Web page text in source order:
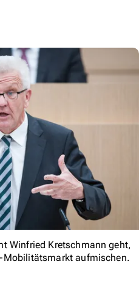
Winfried Kretschmann geht,
Mobilitätsmarkt aufmischen.